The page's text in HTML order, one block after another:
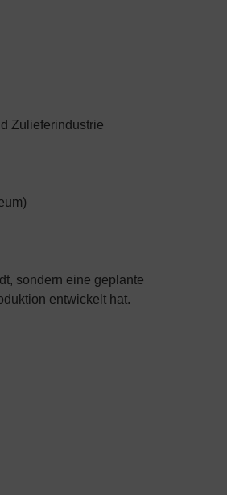
Zulieferindustrie
sondern eine geplante
entwickelt hat.